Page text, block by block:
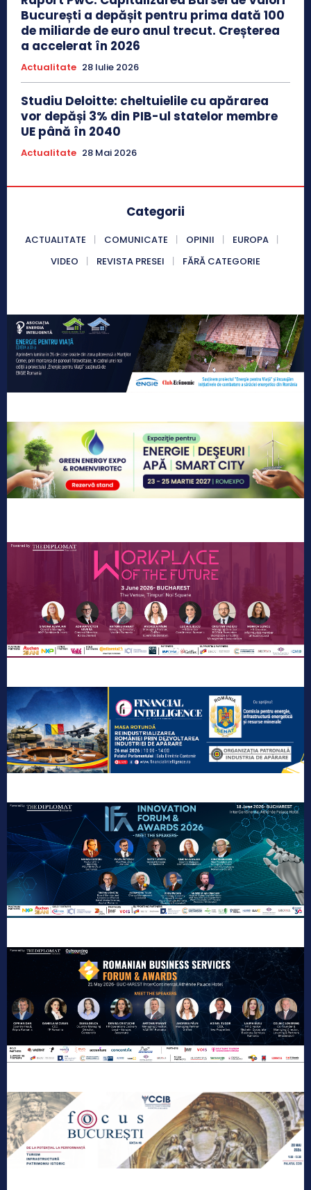
București a depășit pentru prima dată 100
de miliarde de euro anul trecut. Creșterea
a accelerat în 2026
Actualitate 28 Iulie 2026
Studiu Deloitte: cheltuielile cu apărarea
vor depăși 3% din PIB-ul statelor membre
UE până în 2040
Actualitate 28 Mai 2026
Categorii
ACTUALITATE COMUNICATE OPINII
EUROPA
VIDEO
REVISTA PRESEI FĂRĂ CATEGORIE